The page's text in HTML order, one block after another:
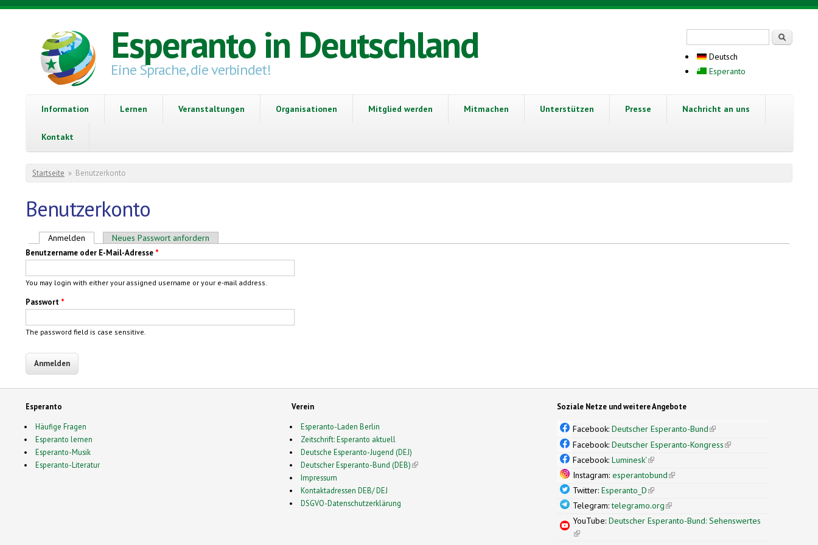
Direkt zum Inhalt
Esperanto in Deutschland
Eine Sprache, die verbindet!
Deutsch
Esperanto
Information Lernen Veranstaltungen Organisationen Mitglied werden Mitmachen Unterstützen Presse Nachricht an uns
Kontakt
Sie sind hier
Startseite » Benutzerkonto
Benutzerkonto
Haupt-Reiter
Anmelden (aktiver Reiter)
Neues Passwort anfordern
Benutzername oder E-Mail-Adresse *
You may login with either your assigned username or your e-mail address.
Passwort *
The password field is case sensitive.
Esperanto
Häufige Fragen
Esperanto lernen
Esperanto-Musik
Esperanto-Literatur
Verein
Esperanto-Laden Berlin
Zeitschrift: Esperanto aktuell
Deutsche Esperanto-Jugend (DEJ)
Deutscher Esperanto-Bund (DEB)(link is external)
Impressum
Kontaktadressen DEB/ DEJ
DSGVO-Datenschutzerklärung
Soziale Netze und weitere Angebote
Facebook:Deutscher Esperanto-Bund(link is external)
Facebook:Deutscher Esperanto-Kongress(link is external)
Facebook:Luminesk'(link is external)
Instagram:esperantobund(link is external)
Twitter:Esperanto_D(link is external)
Telegram:telegramo.org(link is external)
YouTube:Deutscher Esperanto-Bund: Sehenswertes
(link is external)